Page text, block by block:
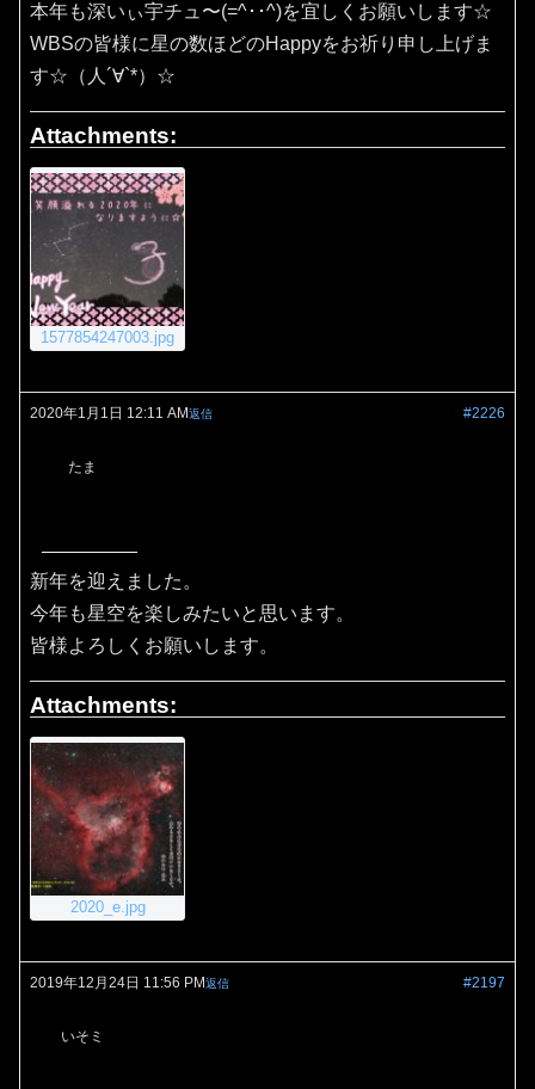
本年も深いぃ宇チュ〜(=^･･^)を宜しくお願いします☆
WBSの皆様に星の数ほどのHappyをお祈り申し上げま
す☆（人´∀`*）☆
Attachments:
1577854247003.jpg
2020年1月1日 12:11 AM #2226
返信
たま
新年を迎えました。
今年も星空を楽しみたいと思います。
皆様よろしくお願いします。
Attachments:
2020_e.jpg
2019年12月24日 11:56 PM #2197
返信
いそミ